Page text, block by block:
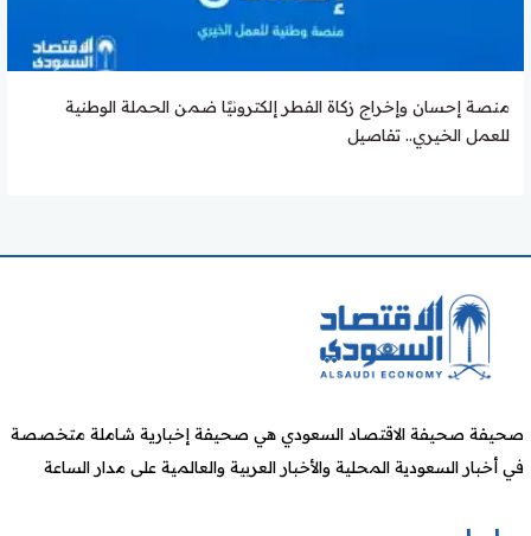
منصة إحسان وإخراج زكاة الفطر إلكترونيًا ضمن الحملة الوطنية
للعمل الخيري.. تفاصيل
صحيفة صحيفة الاقتصاد السعودي هي صحيفة إخبارية شاملة متخصصة
في أخبار السعودية المحلية والأخبار العربية والعالمية على مدار الساعة